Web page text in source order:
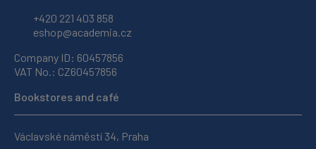
+420 221 403 858
eshop@academia.cz
Company ID: 60457856
VAT No.: CZ60457856
Bookstores and café
Václavské náměstí 34, Praha